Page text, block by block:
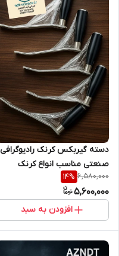
دسته گیربکس کرنک رادیوگرافی
صنعتی مناسب انواع کرنک
رادیوگرافی صنعتی
6,580,000
14%
5,600,000
افزودن به سبد